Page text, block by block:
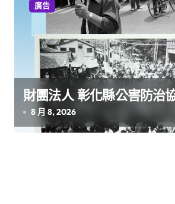
廣告
財團法人 彰化縣公害防治
8 月 8, 2026